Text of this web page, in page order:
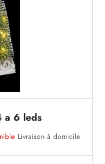
a 6 leds
Livraison à domicile